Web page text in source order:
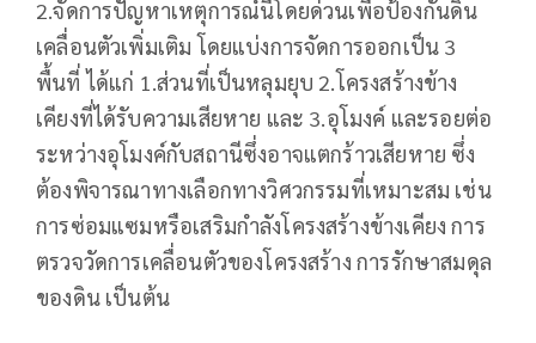
2.จัดการปัญหาเหตุการณ์นี้โดยด่วนเพื่อป้องกันดิน
เคลื่อนตัวเพิ่มเติม โดยแบ่งการจัดการออกเป็น 3
พื้นที่ ได้แก่ 1.ส่วนที่เป็นหลุมยุบ 2.โครงสร้างข้าง
เคียงที่ได้รับความเสียหาย และ 3.อุโมงค์ และรอยต่อ
ระหว่างอุโมงค์กับสถานีซึ่งอาจแตกร้าวเสียหาย ซึ่ง
ต้องพิจารณาทางเลือกทางวิศวกรรมที่เหมาะสม เช่น
การซ่อมแซมหรือเสริมกำลังโครงสร้างข้างเคียง การ
ตรวจวัดการเคลื่อนตัวของโครงสร้าง การรักษาสมดุล
ของดิน เป็นต้น